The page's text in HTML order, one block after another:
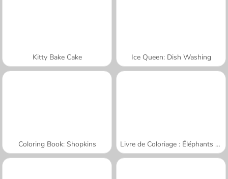
Kitty Bake Cake Ice Queen: Dish Washing
Coloring Book: Shopkins Livre de Coloriage : Éléphants Dessinés